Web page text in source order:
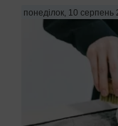
понеділок, 10 серпень